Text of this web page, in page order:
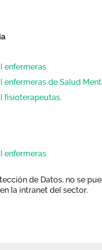
enfermeras
de Salud
fisioterapeutas.
enfermeras
de Datos, no se
la intranet del sector.